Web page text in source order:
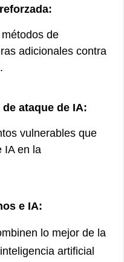
de
adicionales contra
ataque de IA:
vulnerables que
IA en la
e IA:
lo mejor de la
artificial